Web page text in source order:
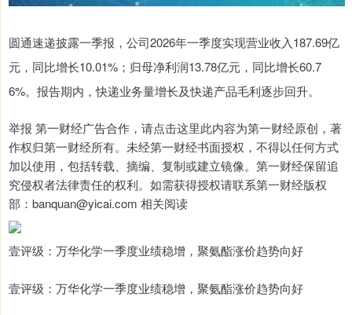
圆通速递披露一季报，公司2026年一季度实现营业收入187.69亿
元，同比增长10.01%；归母净利润13.78亿元，同比增长60.7
6%。报告期内，快递业务量增长及快递产品毛利逐步回升。
举报 第一财经广告合作，请点击这里此内容为第一财经原创，著
作权归第一财经所有。未经第一财经书面授权，不得以任何方式
加以使用，包括转载、摘编、复制或建立镜像。第一财经保留追
究侵权者法律责任的权利。如需获得授权请联系第一财经版权
部：banquan@yicai.com 相关阅读
壹评级：万华化学一季度业绩稳增，聚氨酯涨价趋势向好
壹评级：万华化学一季度业绩稳增，聚氨酯涨价趋势向好